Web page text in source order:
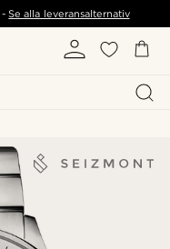
-Se alla leveransalternativ